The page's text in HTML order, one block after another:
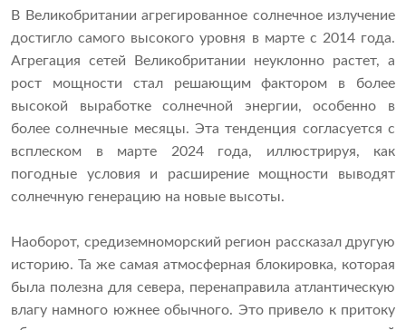
В Великобритании агрегированное солнечное излучение
достигло самого высокого уровня в марте с 2014 года.
Агрегация сетей Великобритании неуклонно растет, а
рост мощности стал решающим фактором в более
высокой выработке солнечной энергии, особенно в
более солнечные месяцы. Эта тенденция согласуется с
всплеском в марте 2024 года, иллюстрируя, как
погодные условия и расширение мощности выводят
солнечную генерацию на новые высоты.
Наоборот, средиземноморский регион рассказал другую
историю. Та же самая атмосферная блокировка, которая
была полезна для севера, перенаправила атлантическую
влагу намного южнее обычного. Это привело к притоку